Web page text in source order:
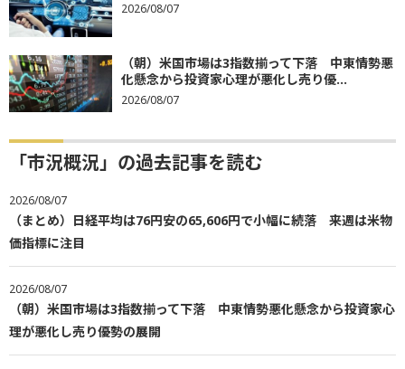
2026/08/07
（朝）米国市場は3指数揃って下落 中東情勢悪
化懸念から投資家心理が悪化し売り優...
2026/08/07
「市況概況」の過去記事を読む
2026/08/07
（まとめ）日経平均は76円安の65,606円で小幅に続落 来週は米物
価指標に注目
2026/08/07
（朝）米国市場は3指数揃って下落 中東情勢悪化懸念から投資家心
理が悪化し売り優勢の展開